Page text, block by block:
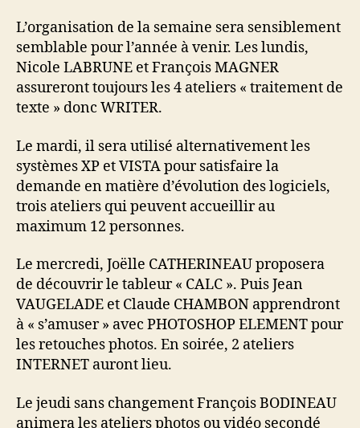
L’organisation de la semaine sera sensiblement
semblable pour l’année à venir. Les lundis,
Nicole LABRUNE et François MAGNER
assureront toujours les 4 ateliers « traitement de
texte » donc WRITER.
Le mardi, il sera utilisé alternativement les
systèmes XP et VISTA pour satisfaire la
demande en matière d’évolution des logiciels,
trois ateliers qui peuvent accueillir au
maximum 12 personnes.
Le mercredi, Joëlle CATHERINEAU proposera
de découvrir le tableur « CALC ». Puis Jean
VAUGELADE et Claude CHAMBON apprendront
à « s’amuser » avec PHOTOSHOP ELEMENT pour
les retouches photos. En soirée, 2 ateliers
INTERNET auront lieu.
Le jeudi sans changement François BODINEAU
animera les ateliers photos ou vidéo secondé